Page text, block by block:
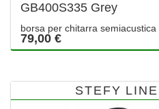
GB400S335 Grey
borsa per chitarra semiacustica
79,00 €
STEFY LINE